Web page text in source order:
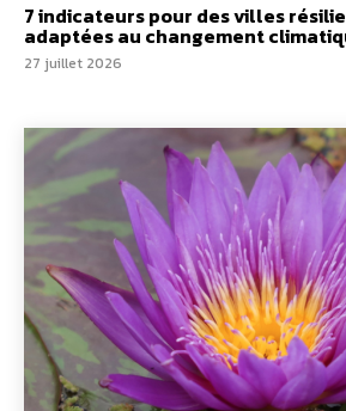
7 indicateurs pour des villes
adaptées au changement
27 juillet 2026